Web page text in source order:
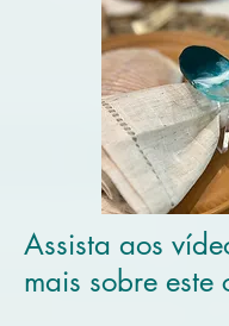
Assista aos
mais sobre este